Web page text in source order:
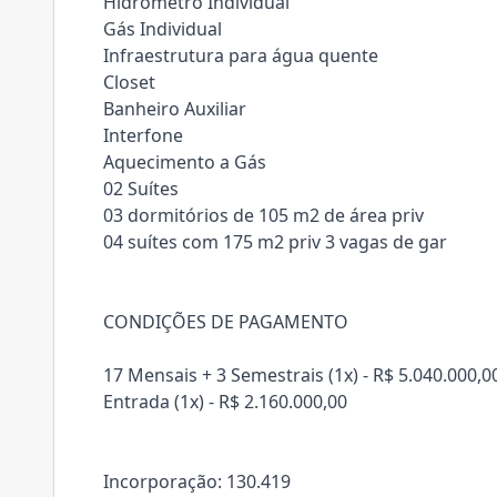
Gás Individual
Infraestrutura para água quente
Closet
Banheiro Auxiliar
Interfone
Aquecimento a Gás
02 Suítes
03 dormitórios de 105 m2 de área priv
04 suítes com 175 m2 priv 3 vagas de gar
CONDIÇÕES DE PAGAMENTO
17 Mensais + 3 Semestrais (1x) - R$
Entrada (1x) - R$ 2.160.000,00
Incorporação: 130.419